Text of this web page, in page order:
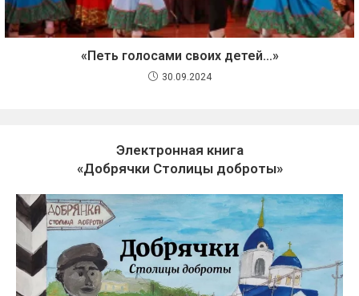
«Петь голосами своих детей…»
30.09.2024
Электронная книга
«Добрячки Столицы доброты»